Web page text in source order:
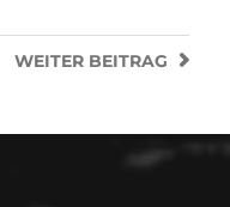
WEITER BEITRAG